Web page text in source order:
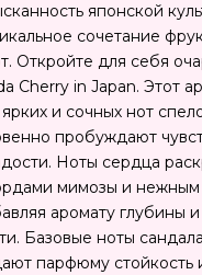
японской
сочетание
Откройте для себя
Cherry in Japan. Этот
и сочных нот
пробуждают
Ноты сердца
мимозы и нежным
аромату глубины и
Базовые ноты
парфюму стойкость